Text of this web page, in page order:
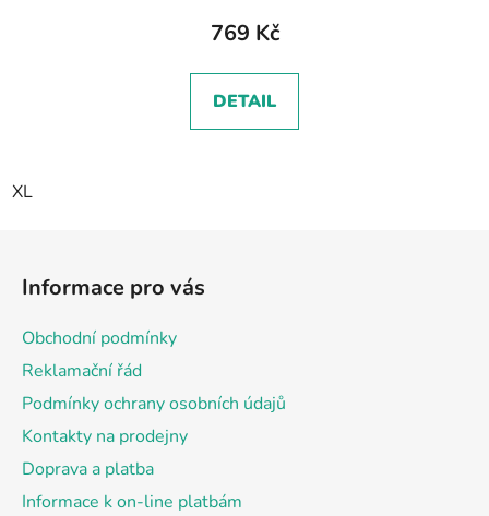
769 Kč
DETAIL
XL
Informace pro vás
Obchodní podmínky
Reklamační řád
Podmínky ochrany osobních údajů
Kontakty na prodejny
Doprava a platba
Informace k on-line platbám